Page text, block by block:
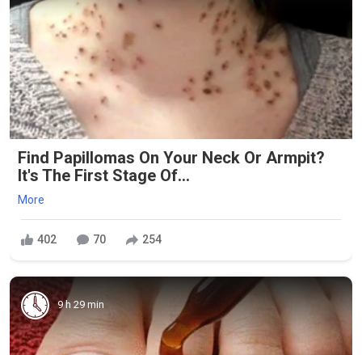
Find Papillomas On Your Neck Or Armpit?
It's The First Stage Of...
More
402 70 254
9 h 29 min